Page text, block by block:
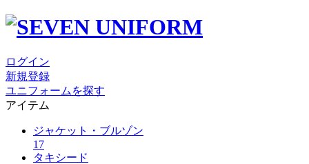
ログイン
新規登録
ユニフォームを探す
アイテム
ジャケット・ブルゾン
17
タキシード